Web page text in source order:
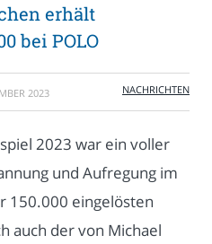
erhält
bei POLO
2023 NACHRICHTEN
2023 war ein voller
und Aufregung im
150.000 eingelösten
auch der von Michael